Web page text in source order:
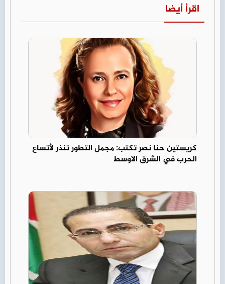
اقرأ أيضا
كريستين حنا نصر تكتب: مجمل التطور تنذر لأتساع
الحرب في الشرق الاوسط